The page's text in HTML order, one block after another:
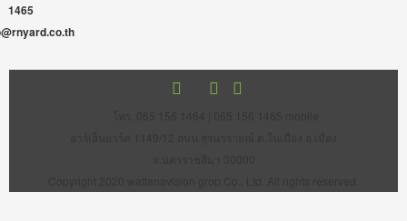
1465